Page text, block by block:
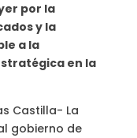
por la
y la
a la
en la
Castilla- La
gobierno de